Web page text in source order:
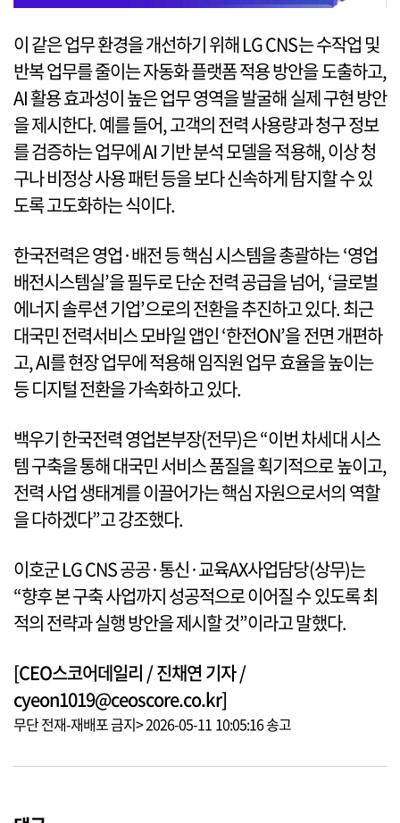
이 같은 업무 환경을 개선하기 위해 LG CNS는 수작업 및
반복 업무를 줄이는 자동화 플랫폼 적용 방안을 도출하고,
AI 활용 효과성이 높은 업무 영역을 발굴해 실제 구현 방안
을 제시한다. 예를 들어, 고객의 전력 사용량과 청구 정보
를 검증하는 업무에 AI 기반 분석 모델을 적용해, 이상 청
구나 비정상 사용 패턴 등을 보다 신속하게 탐지할 수 있
도록 고도화하는 식이다.
한국전력은 영업·배전 등 핵심 시스템을 총괄하는 ‘영업
배전시스템실’을 필두로 단순 전력 공급을 넘어, ‘글로벌
에너지 솔루션 기업’으로의 전환을 추진하고 있다. 최근
대국민 전력서비스 모바일 앱인 ‘한전ON’을 전면 개편하
고, AI를 현장 업무에 적용해 임직원 업무 효율을 높이는
등 디지털 전환을 가속화하고 있다.
백우기 한국전력 영업본부장(전무)은 “이번 차세대 시스
템 구축을 통해 대국민 서비스 품질을 획기적으로 높이고,
전력 사업 생태계를 이끌어가는 핵심 자원으로서의 역할
을 다하겠다”고 강조했다.
이호군 LG CNS 공공·통신·교육AX사업담당(상무)는
“향후 본 구축 사업까지 성공적으로 이어질 수 있도록 최
적의 전략과 실행 방안을 제시할 것”이라고 말했다.
[CEO스코어데일리 / 진채연 기자 /
cyeon1019@ceoscore.co.kr]
무단 전재-재배포 금지> 2026-05-11 10:05:16 송고